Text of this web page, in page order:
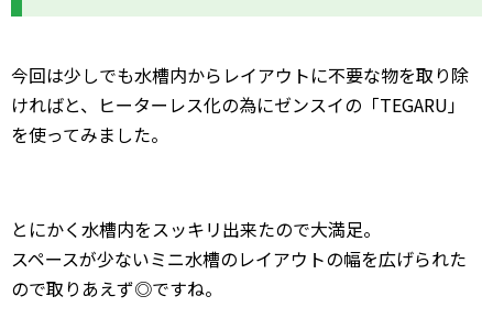
今回は少しでも水槽内からレイアウトに不要な物を取り除
ければと、ヒーターレス化の為にゼンスイの「TEGARU」
を使ってみました。
とにかく水槽内をスッキリ出来たので大満足。
スペースが少ないミニ水槽のレイアウトの幅を広げられた
ので取りあえず◎ですね。